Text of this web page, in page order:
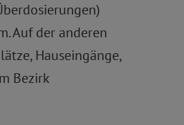
Auf der anderen
Hauseingänge,
Bezirk